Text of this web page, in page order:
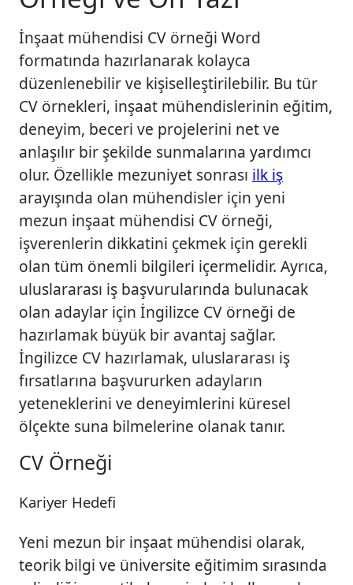
İnşaat mühendisi CV örneği Word
formatında hazırlanarak kolayca
düzenlenebilir ve kişiselleştirilebilir. Bu tür
CV örnekleri, inşaat mühendislerinin eğitim,
deneyim, beceri ve projelerini net ve
anlaşılır bir şekilde sunmalarına yardımcı
olur. Özellikle mezuniyet sonrası ilk iş
arayışında olan mühendisler için yeni
mezun inşaat mühendisi CV örneği,
işverenlerin dikkatini çekmek için gerekli
olan tüm önemli bilgileri içermelidir. Ayrıca,
uluslararası iş başvurularında bulunacak
olan adaylar için İngilizce CV örneği de
hazırlamak büyük bir avantaj sağlar.
İngilizce CV hazırlamak, uluslararası iş
fırsatlarına başvururken adayların
yeteneklerini ve deneyimlerini küresel
ölçekte suna bilmelerine olanak tanır.
CV Örneği
Kariyer Hedefi
Yeni mezun bir inşaat mühendisi olarak,
teorik bilgi ve üniversite eğitimim sırasında